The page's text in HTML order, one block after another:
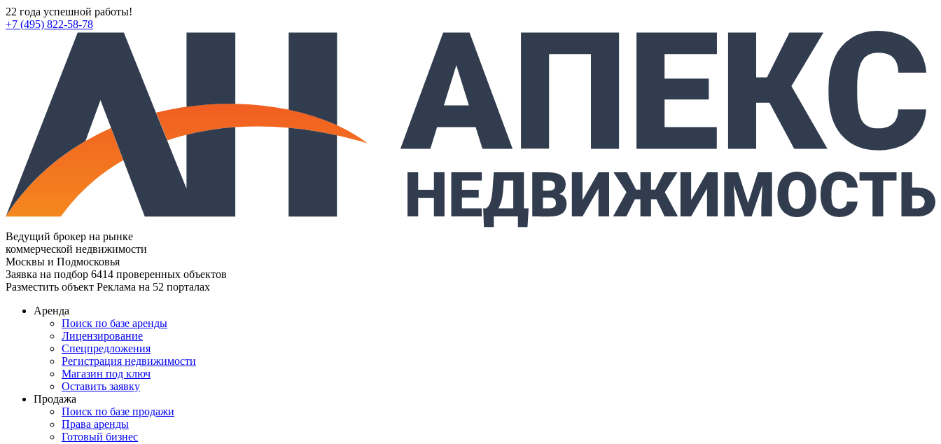
22 года успешной работы!
+7 (495) 822-58-78
Ведущий брокер на рынке
коммерческой недвижимости
Москвы и Подмосковья
Заявка на подбор 6414 проверенных объектов
Разместить объект Реклама на 52 порталах
Аренда
Поиск по базе аренды
Лицензирование
Спецпредложения
Регистрация недвижимости
Магазин под ключ
Оставить заявку
Продажа
Поиск по базе продажи
Права аренды
Готовый бизнес